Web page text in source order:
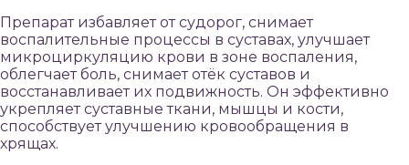
Препарат избавляет от судорог, снимает
воспалительные процессы в суставах, улучшает
микроциркуляцию крови в зоне воспаления,
облегчает боль, снимает отёк суставов и
восстанавливает их подвижность. Он эффективно
укрепляет суставные ткани, мышцы и кости,
способствует улучшению кровообращения в
хрящах.